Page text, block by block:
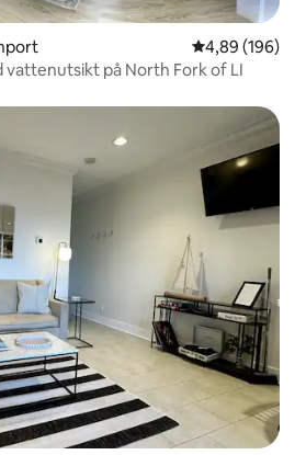
4,89 av 5 i
4,89 (196)
vattenutsikt på North Fork of LI